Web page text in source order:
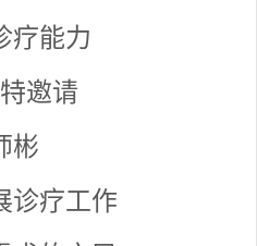
疗能力
邀请
彬
诊疗工作